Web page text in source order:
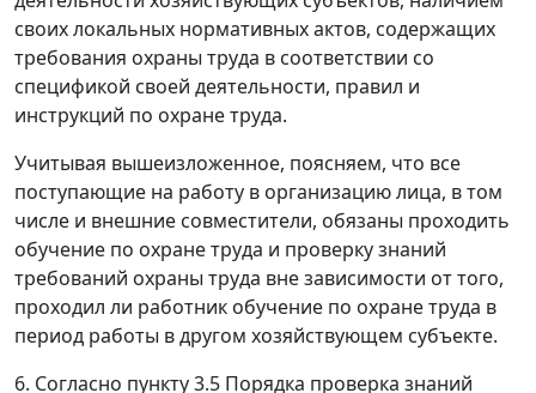
своих локальных нормативных актов, содержащих
требования охраны труда в соответствии со
спецификой своей деятельности, правил и
инструкций по охране труда.
Учитывая вышеизложенное, поясняем, что все
поступающие на работу в организацию лица, в том
числе и внешние совместители, обязаны проходить
обучение по охране труда и проверку знаний
требований охраны труда вне зависимости от того,
проходил ли работник обучение по охране труда в
период работы в другом хозяйствующем субъекте.
6. Согласно пункту 3.5 Порядка проверка знаний